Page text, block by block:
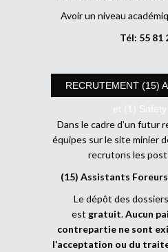
Avoir un niveau
Tél: 55 81
RECRUTEMENT (15)
et (1) Safety
Dans le cadre d’un futur
équipes sur le site minier
recrutons les
(15) Assistants
Le dépôt des
est gratuit.Aucun
contrepartie ne sont
l’acceptation ou du